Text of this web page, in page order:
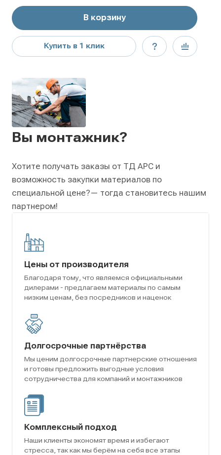
В корзину
Купить в 1 клик
Вы монтажник?
Хотите получать заказы от ТД АРС и
возможность закупки материалов по
специальной цене?— тогда становитесь нашим
партнером!
Цены от производителя
Благодаря тому, что являемся официальными
дилерами - предлагаем материалы по самым
низким ценам, без посредников и наценок
Долгосрочные партнёрства
Мы ценим долгосрочные партнерские отношения
и готовы предложить выгодные условия
сотрудничества для компаний и монтажников
Комплексный подход
Наши клиенты экономят время и избегают
стресса, так как мы берём на себя все этапы